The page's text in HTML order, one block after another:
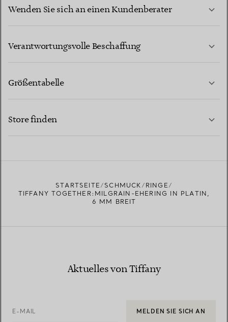
Wenden Sie sich an einen Kundenberater
Verantwortungsvolle Beschaffung
Größentabelle
Store finden
STARTSEITE SCHMUCK
RINGE
TIFFANY TOGETHER:MILGRAIN-EHERING IN PLATIN,
6 MM BREIT
Aktuelles von Tiffany
E-MAIL MELDEN SIE SICH AN